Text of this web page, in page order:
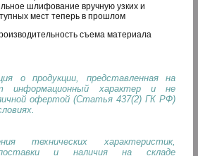
шлифование вручную узких и
мест теперь в прошлом
съема материала
о продукции, представленная на
информационный характер и не
офертой (Статья 437(2) ГК РФ)
технических характеристик,
и наличия на складе